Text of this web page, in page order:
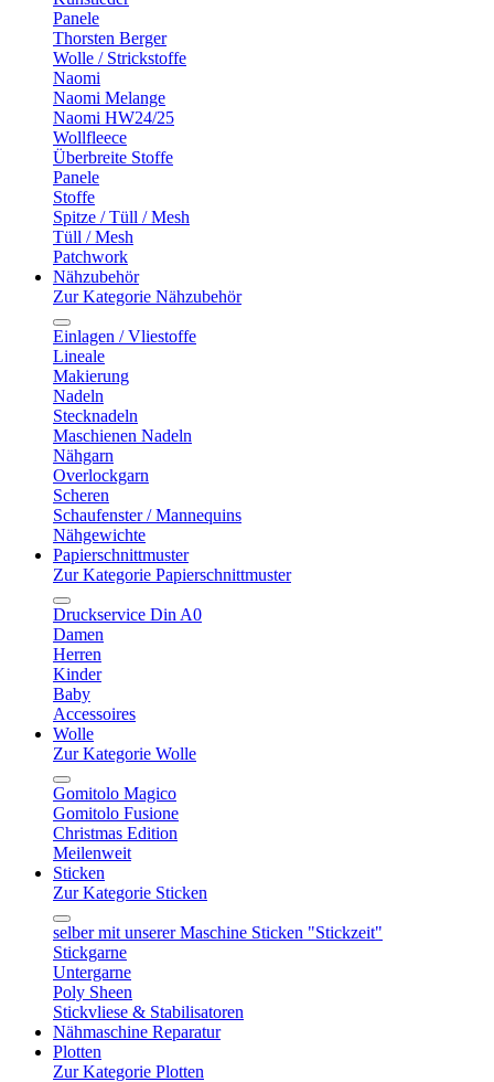
Panele
Thorsten Berger
Wolle / Strickstoffe
Naomi
Naomi Melange
Naomi HW24/25
Wollfleece
Überbreite Stoffe
Panele
Stoffe
Spitze / Tüll / Mesh
Tüll / Mesh
Patchwork
Nähzubehör
Zur Kategorie Nähzubehör
Einlagen / Vliestoffe
Lineale
Makierung
Nadeln
Stecknadeln
Maschienen Nadeln
Nähgarn
Overlockgarn
Scheren
Schaufenster / Mannequins
Nähgewichte
Papierschnittmuster
Zur Kategorie Papierschnittmuster
Druckservice Din A0
Damen
Herren
Kinder
Baby
Accessoires
Wolle
Zur Kategorie Wolle
Gomitolo Magico
Gomitolo Fusione
Christmas Edition
Meilenweit
Sticken
Zur Kategorie Sticken
selber mit unserer Maschine Sticken "Stickzeit"
Stickgarne
Untergarne
Poly Sheen
Stickvliese & Stabilisatoren
Nähmaschine Reparatur
Plotten
Zur Kategorie Plotten